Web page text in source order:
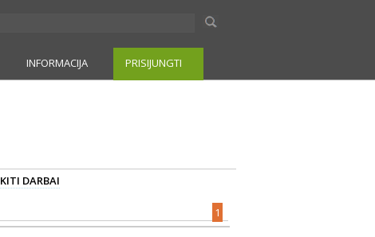
INFORMACIJA PRISIJUNGTI
KITI DARBAI
1